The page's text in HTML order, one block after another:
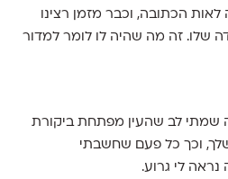
הכתובה, וכבר מזמן רצינו
שלו. זה מה שהיה לו לומר למדור
שמתי לב שהעין מפתחת ביקורת
וכך כל פעם שחשבתי
לי גרוע.